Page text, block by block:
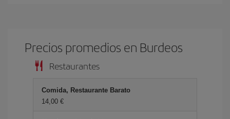
Precios promedios en Burdeos
Restaurantes
Comida, Restaurante Barato
14,00 €